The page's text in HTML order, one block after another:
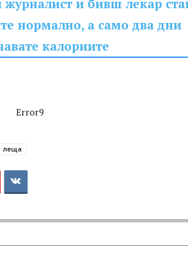
и бивш лекар
нормално, а само два дни
калориите
Error9
леща